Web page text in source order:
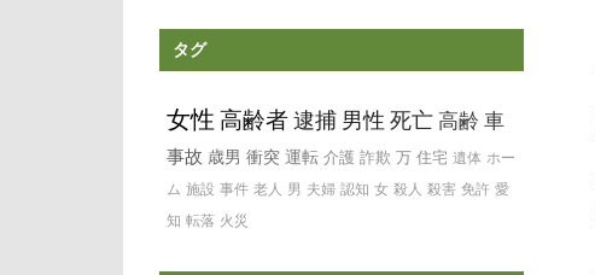
タグ
女性 高齢者逮捕 男性 死亡 高齢 車
事故 歳男 衝突 運転 介護 詐欺 万 住宅 遺体 ホー
ム 施設 事件 老人 男 夫婦 認知 女 殺人 殺害 免許 愛
知 転落 火災